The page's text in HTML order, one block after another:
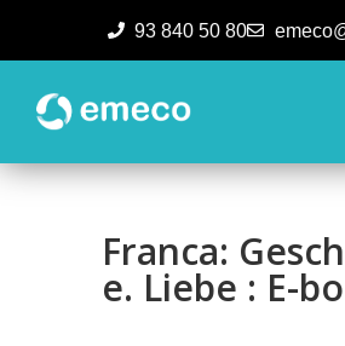
93 840 50 80
Franca:
e. Liebe : E-